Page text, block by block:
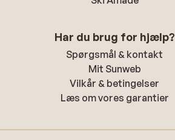
Har du brug for hjælp?
Spørgsmål & kontakt
Mit Sunweb
Vilkår & betingelser
Læs om vores garantier